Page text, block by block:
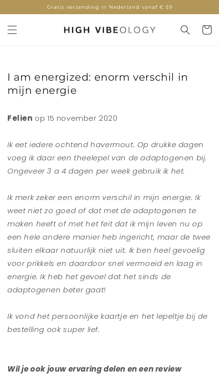
naar de
Gratis verzending in Nederland vanaf € 59
I am energized: enorm verschil in
mijn energie
Felien op 15 november 2020
Ik eet iedere ochtend havermout. Op drukke dagen
voeg ik daar een theelepel van de adaptogenen bij.
Ongeveer 3 a 4 dagen per week gebruik ik het.
Ik merk zeker een enorm verschil in mijn energie. Ik
weet niet zo goed of dat met de adaptogenen te
maken heeft of met het feit dat ik mijn leven nu op
een hele andere manier heb ingericht, maar de twee
sluiten elkaar natuurlijk niet uit. Ik ben heel gevoelig
voor prikkels en daardoor snel vermoeid en laag in
energie. Ik heb het gevoel dat het sinds de
adaptogenen beter gaat!
Ik vond het persoonlijke kaartje en het lepeltje bij de
bestelling ook super lief.
Wil je ook jouw ervaring delen en een review